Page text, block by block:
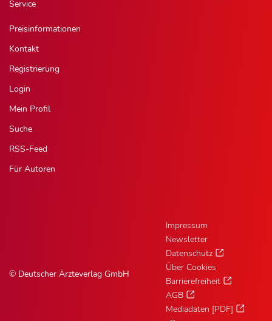
Service
Preisinformationen
Kontakt
Registrierung
Login
Mein Profil
Suche
RSS-Feed
Für Autoren
© Deutscher Ärzteverlag GmbH
Impressum
Newsletter
Datenschutz
Über Cookies
Barrierefreiheit
AGB
Mediadaten [PDF]